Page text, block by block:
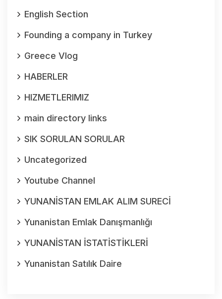
English Section
Founding a company in Turkey
Greece Vlog
HABERLER
HIZMETLERIMIZ
main directory links
SIK SORULAN SORULAR
Uncategorized
Youtube Channel
YUNANİSTAN EMLAK ALIM SURECİ
Yunanistan Emlak Danışmanlığı
YUNANİSTAN İSTATİSTİKLERİ
Yunanistan Satılık Daire